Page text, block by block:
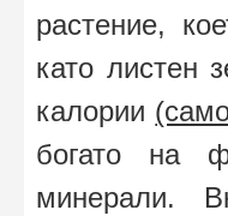
растение,
като листен
калории
богато на
минерали.